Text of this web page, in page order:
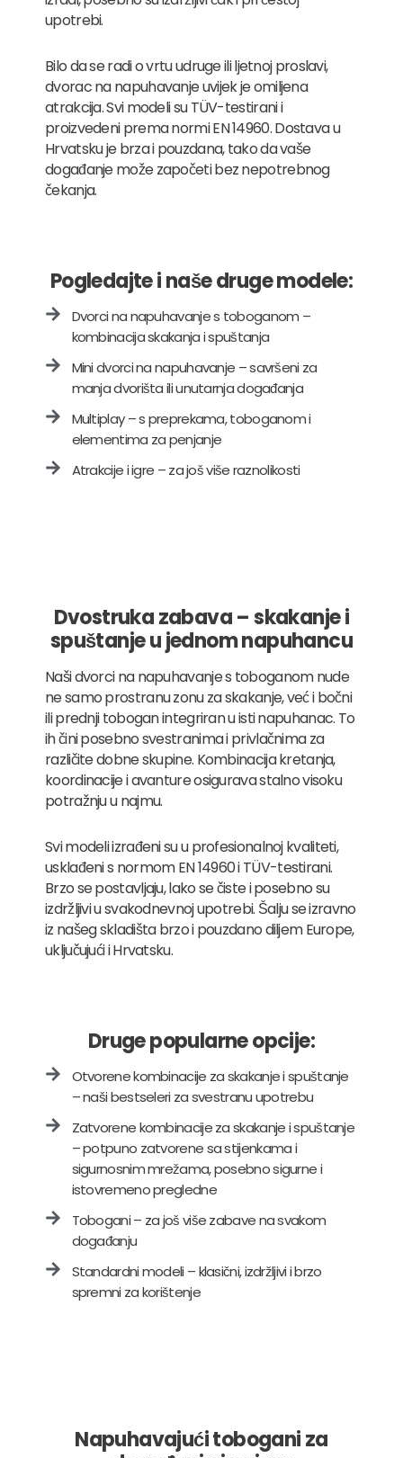
upotrebi.
Bilo da se radi o vrtu udruge ili ljetnoj proslavi,
dvorac na napuhavanje uvijek je omiljena
atrakcija. Svi modeli su TÜV-testirani i
proizvedeni prema normi EN 14960. Dostava u
Hrvatsku je brza i pouzdana, tako da vaše
događanje može započeti bez nepotrebnog
čekanja.
Pogledajte i naše druge modele:
Dvorci na napuhavanje s toboganom –
kombinacija skakanja i spuštanja
Mini dvorci na napuhavanje – savršeni za
manja dvorišta ili unutarnja događanja
Multiplay – s preprekama, toboganom i
elementima za penjanje
Atrakcije i igre – za još više raznolikosti
Dvostruka zabava – skakanje i
spuštanje u jednom napuhancu
Naši dvorci na napuhavanje s toboganom nude
ne samo prostranu zonu za skakanje, već i bočni
ili prednji tobogan integriran u isti napuhanac. To
ih čini posebno svestranima i privlačnima za
različite dobne skupine. Kombinacija kretanja,
koordinacije i avanture osigurava stalno visoku
potražnju u najmu.
Svi modeli izrađeni su u profesionalnoj kvaliteti,
usklađeni s normom EN 14960 i TÜV-testirani.
Brzo se postavljaju, lako se čiste i posebno su
izdržljivi u svakodnevnoj upotrebi. Šalju se izravno
iz našeg skladišta brzo i pouzdano diljem Europe,
uključujući i Hrvatsku.
Druge popularne opcije:
Otvorene kombinacije za skakanje i spuštanje
– naši bestseleri za svestranu upotrebu
Zatvorene kombinacije za skakanje i spuštanje
– potpuno zatvorene sa stijenkama i
sigurnosnim mrežama, posebno sigurne i
istovremeno pregledne
Tobogani – za još više zabave na svakom
događanju
Standardni modeli – klasični, izdržljivi i brzo
spremni za korištenje
Napuhavajući tobogani za